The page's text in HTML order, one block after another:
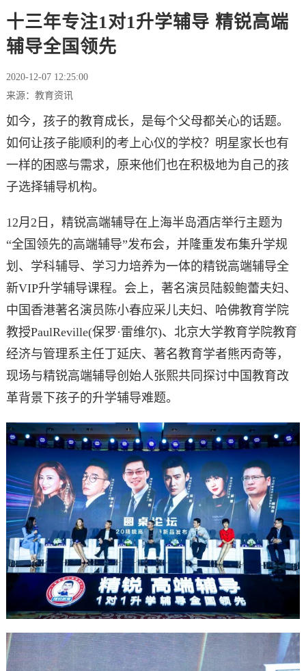
十三年专注1对1升学辅导 精锐高端
辅导全国领先
2020-12-07 12:25:00
来源：教育资讯
如今，孩子的教育成长，是每个父母都关心的话题。
如何让孩子能顺利的考上心仪的学校？明星家长也有
一样的困惑与需求，原来他们也在积极地为自己的孩
子选择辅导机构。
12月2日，精锐高端辅导在上海半岛酒店举行主题为
“全国领先的高端辅导”发布会，并隆重发布集升学规
划、学科辅导、学习力培养为一体的精锐高端辅导全
新VIP升学辅导课程。会上，著名演员陆毅鲍蕾夫妇、
中国香港著名演员陈小春应采儿夫妇、哈佛教育学院
教授PaulReville(保罗·雷维尔)、北京大学教育学院教育
经济与管理系主任丁延庆、著名教育学者熊丙奇等，
现场与精锐高端辅导创始人张熙共同探讨中国教育改
革背景下孩子的升学辅导难题。